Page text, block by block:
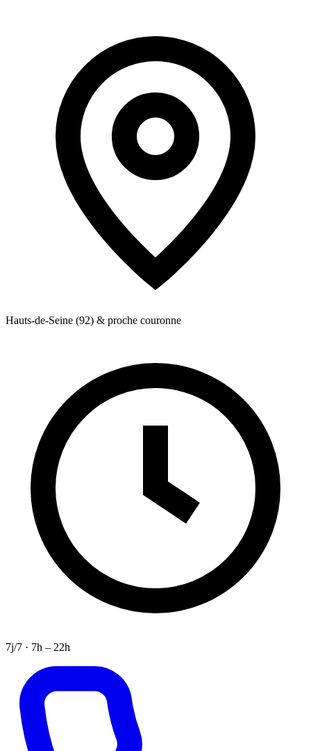
Hauts-de-Seine (92) & proche couronne
7j/7 · 7h – 22h